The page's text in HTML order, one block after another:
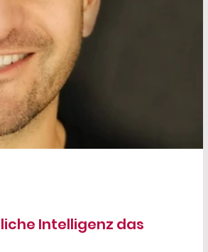
Intelligenz das